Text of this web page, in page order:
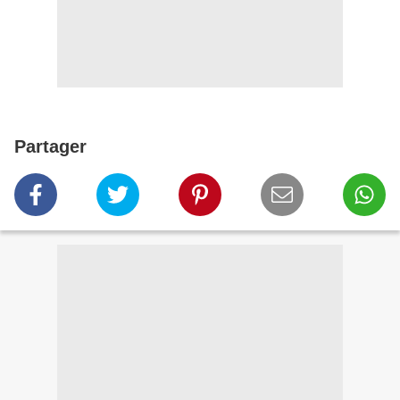
Partager